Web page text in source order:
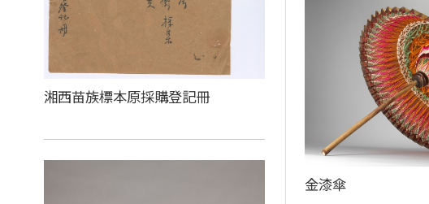
湘西苗族標本原採購登記冊
金漆傘